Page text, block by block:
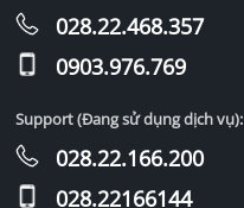
028.22.468.357
0903.976.769
Support (Đang sử dụng dịch vụ):
028.22.166.200
028.22166144